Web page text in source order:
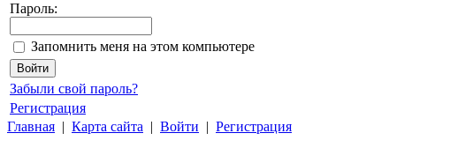
Пароль:
Запомнить меня на этом компьютере
Забыли свой пароль?
Регистрация
Главная | Карта сайта | Войти | Регистрация